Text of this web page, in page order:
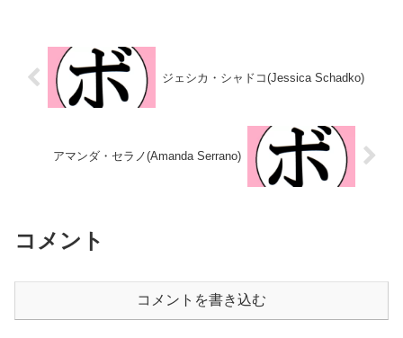
WBC女子ライトフライ級ユー
ジェシカ・シャドコ(Jessica Schadko)
アマンダ・セラノ(Amanda Serrano)
コメント
コメントを書き込む